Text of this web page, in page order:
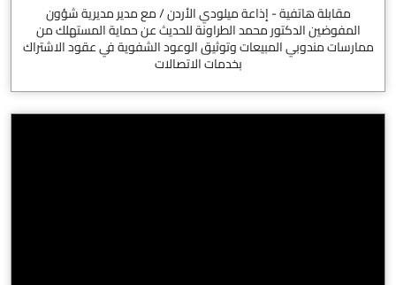
مقابلة هاتفية - إذاعة ميلودي الأردن / مع مدير مديرية شؤون
المفوضين الدكتور محمد الطراونة للحديث عن حماية المستهلك من
ممارسات مندوبي المبيعات وتوثيق الوعود الشفوية في عقود الاشتراك
بخدمات الاتصالات